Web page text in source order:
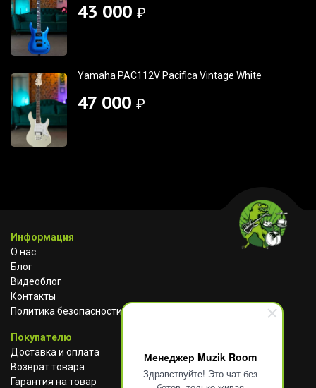
Менеджер Muzik Room
Здравствуйте! Это чат без
43 000 ₽
Yamaha PAC112V Pacifica Vintage White
47 000 ₽
Информация
О нас
Блог
Видеоблог
Контакты
Политика безопасности
Покупателю
Доставка и оплата
Возврат товара
Гарантия на товар